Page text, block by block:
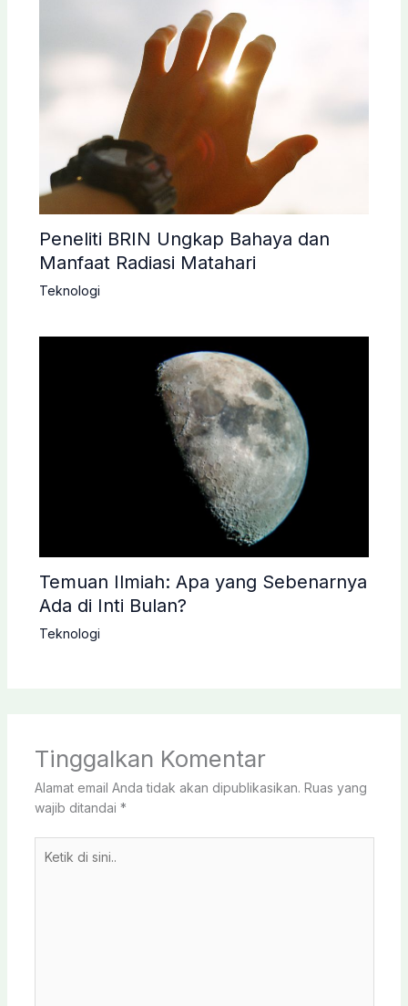
Peneliti BRIN Ungkap Bahaya dan
Manfaat Radiasi Matahari
Teknologi
Temuan Ilmiah: Apa yang Sebenarnya
Ada di Inti Bulan?
Teknologi
Tinggalkan Komentar
Alamat email Anda tidak akan dipublikasikan. Ruas yang
wajib ditandai *